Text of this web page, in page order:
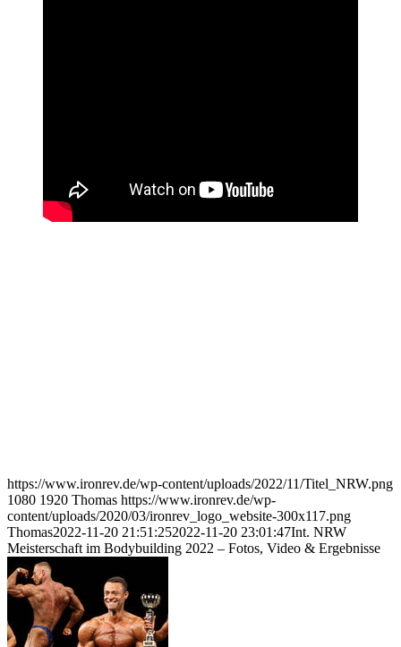
https://www.ironrev.de/wp-content/uploads/2022/11/Titel_NRW.png
1080 1920 Thomas https://www.ironrev.de/wp-
content/uploads/2020/03/ironrev_logo_website-300x117.png
Thomas2022-11-20 21:51:252022-11-20 23:01:47Int. NRW
Meisterschaft im Bodybuilding 2022 – Fotos, Video & Ergebnisse